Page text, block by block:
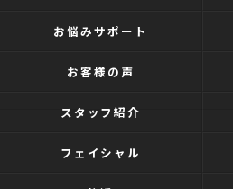
お悩みサポート
お客様の声
スタッフ紹介
フェイシャル